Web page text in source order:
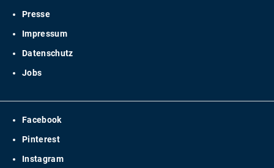
Presse
Impressum
Datenschutz
Jobs
Facebook
Pinterest
Instagram